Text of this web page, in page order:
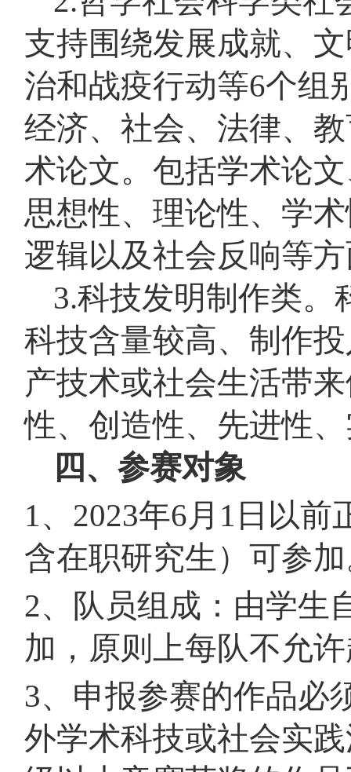
支持围绕发展成就、
治和战疫行动等6个组
经济、社会、法律、
术论文。包括学术论
思想性、理论性、学
逻辑以及社会反响等
3.科技发明制作类
科技含量较高、制作
产技术或社会生活带
性、创造性、先进性
四、参赛对象
1、2023年6月1日以
含在职研究生）可参
2、队员组成：由学生
加，原则上每队不允
3、申报参赛的作品必
外学术科技或社会实